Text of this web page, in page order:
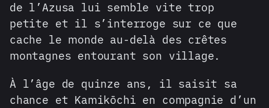
de l’Azusa lui semble vite trop
petite et il s’interroge sur ce que
cache le monde au-delà des crêtes
montagnes entourant son village.
À l’âge de quinze ans, il saisit sa
chance et Kamikōchi en compagnie d’un